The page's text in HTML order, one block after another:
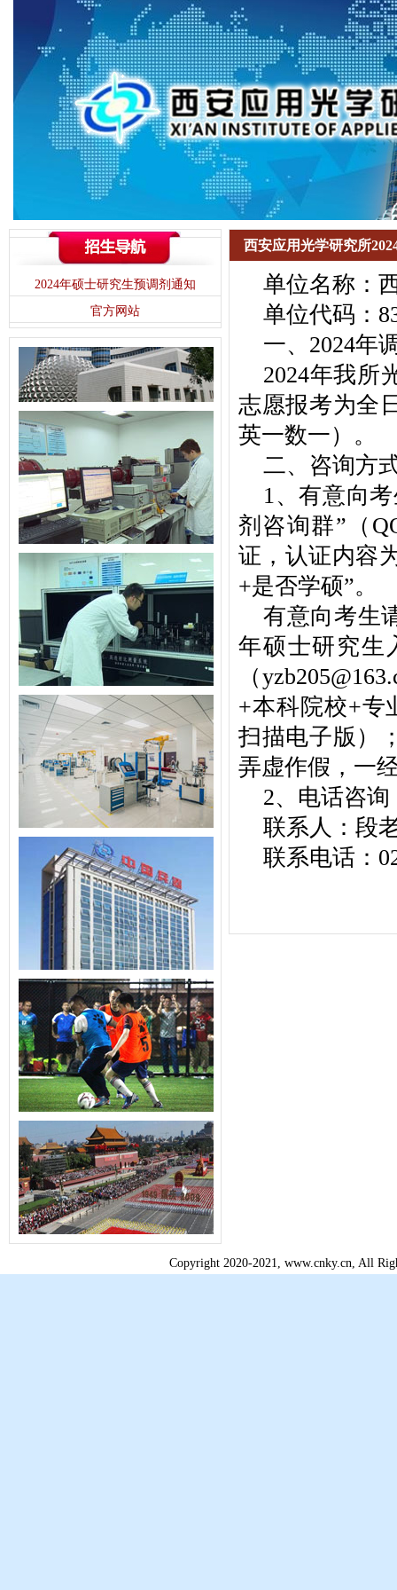
2024年硕士研究生预调剂通知
官方网站
西安应用光学研究所
单位名称：
单位代码：
一、2024年
2024年我所
志愿报考为全
英一数一）。
二、咨询方
1、有意向
剂咨询群”（
证，认证内容
+是否学硕”。
有意向考生
年硕士研究生
（
+本科院校+专
扫描电子版）
弄虚作假，一
2、电话咨询
联系人：段
联系电话：
Copyright 2020-2021, www.cnky.cn, All